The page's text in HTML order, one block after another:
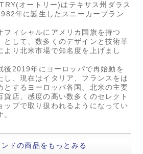
オートリー)はテキサス州ダラス
年に誕生したスニーカーブラン
フィシャルにアメリカ国旗を持つ
として、数多くのデザインと技術革
より北米市場で知名度を上げまし
後2019年にヨーロッパで再始動を
し、現在はイタリア、フランスをは
とするヨーロッパ各国、北米の主要
貨店、感度の高い数多くのセレクト
ップで取り扱われるようになってい
。
ドの商品をもっとみる